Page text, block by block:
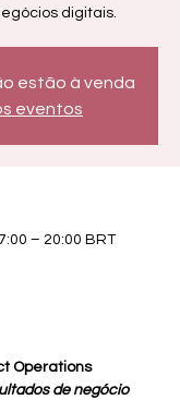
digitais.
estão à venda
eventos
– 20:00 BRT
Operations
de negócio